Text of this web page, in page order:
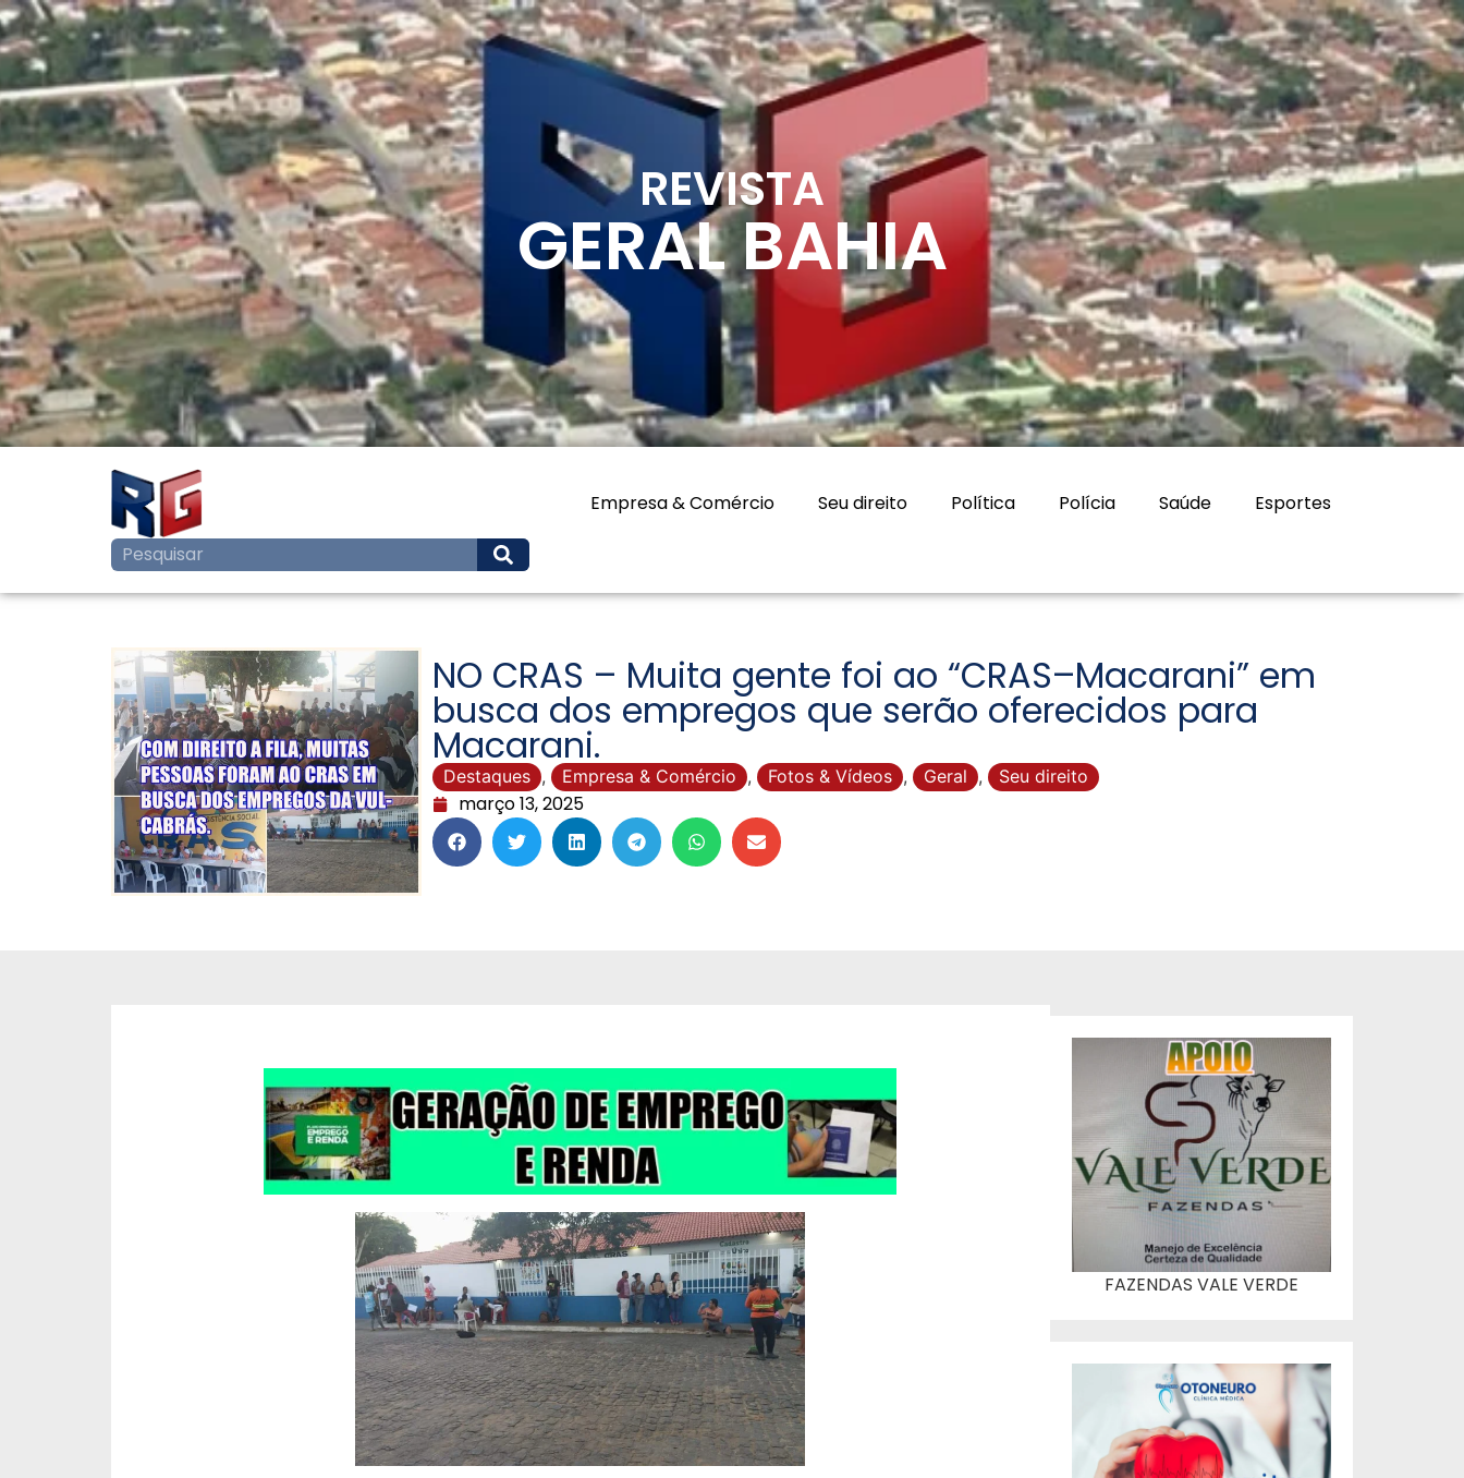
REVISTA
GERAL BAHIA
Empresa & Comércio Seu direito Política Polícia Saúde Esportes
NO CRAS – Muita gente foi ao “CRAS–Macarani” em
busca dos empregos que serão oferecidos para
Macarani.
Destaques , Empresa & Comércio , Fotos & Vídeos , Geral , Seu direito
março 13, 2025
FAZENDAS VALE VERDE